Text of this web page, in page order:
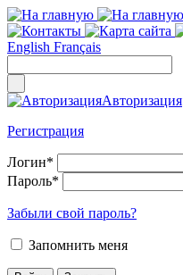
English Français
Авторизация
Регистрация
Логин*
Пароль*
Забыли свой пароль?
Запомнить меня